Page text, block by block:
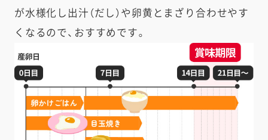
が水様化し出汁（だし）や卵黄とまざり合わせやす
くなるので、おすすめです。